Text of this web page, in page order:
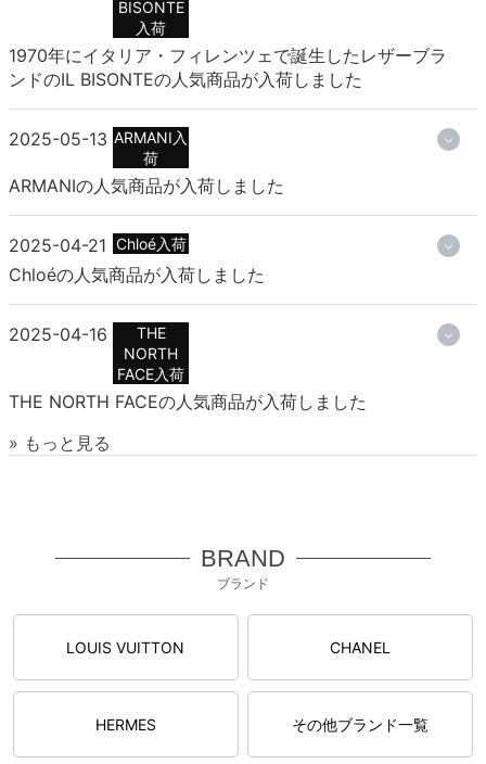
BISONTE
入荷
1970年にイタリア・フィレンツェで誕生したレザーブラ
ンドのIL BISONTEの人気商品が入荷しました
2025-05-13 ARMANI入
荷
ARMANIの人気商品が入荷しました
2025-04-21 Chloé入荷
Chloéの人気商品が入荷しました
2025-04-16
THE
NORTH
FACE入荷
THE NORTH FACEの人気商品が入荷しました
» もっと見る
BRAND
ブランド
LOUIS VUITTON CHANEL
HERMES その他ブランド一覧